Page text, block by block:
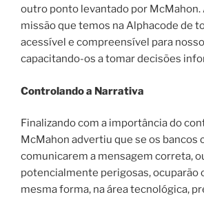
outro ponto levantado por McMahon.
missão que temos na Alphacode de
acessível e compreensível para
capacitando-os a tomar decisões
Controlando a Narrativa
Finalizando com a importância do
McMahon advertiu que se os bancos
comunicarem a mensagem correta,
potencialmente perigosas, ocuparão
mesma forma, na área tecnológica,